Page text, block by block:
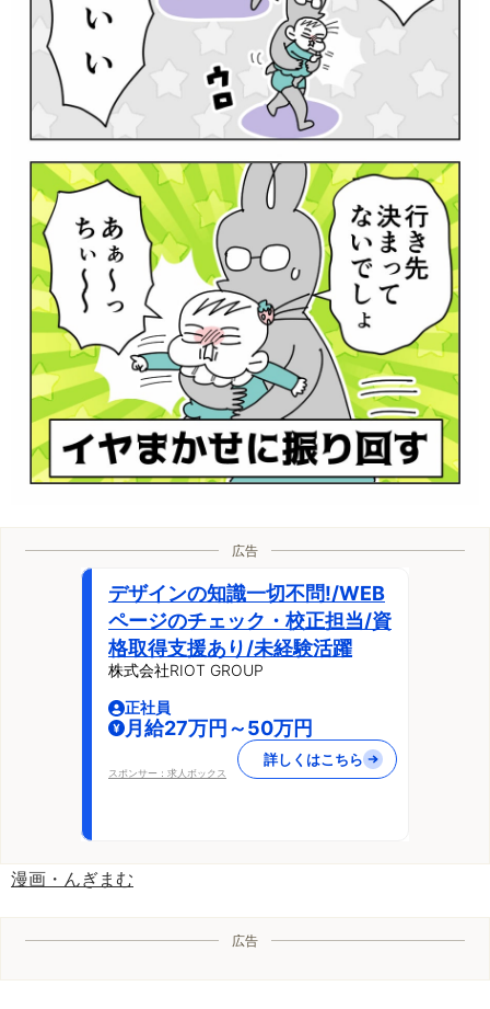
広告
デザインの知識一切不問!/WEB
ページのチェック・校正担当/資
格取得支援あり/未経験活躍
株式会社RIOT GROUP
正社員
月給27万円～50万円
スポンサー：求人ボックス
詳しくはこちら
漫画・んぎまむ
広告